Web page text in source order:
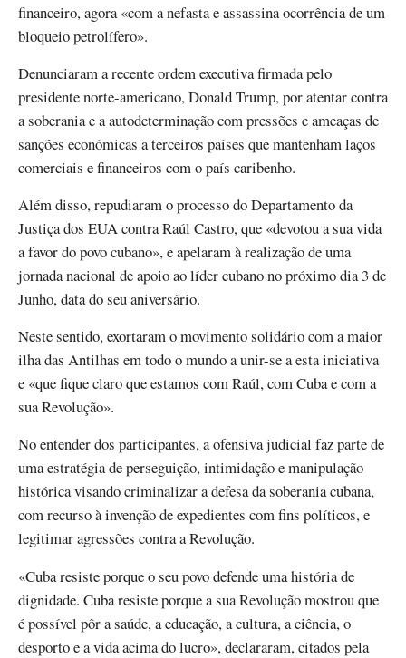
financeiro, agora «com a nefasta e assassina ocorrência de um
bloqueio petrolífero».
Denunciaram a recente ordem executiva firmada pelo
presidente norte-americano, Donald Trump, por atentar contra
a soberania e a autodeterminação com pressões e ameaças de
sanções económicas a terceiros países que mantenham laços
comerciais e financeiros com o país caribenho.
Além disso, repudiaram o processo do Departamento da
Justiça dos EUA contra Raúl Castro, que «devotou a sua vida
a favor do povo cubano», e apelaram à realização de uma
jornada nacional de apoio ao líder cubano no próximo dia 3 de
Junho, data do seu aniversário.
Neste sentido, exortaram o movimento solidário com a maior
ilha das Antilhas em todo o mundo a unir-se a esta iniciativa
e «que fique claro que estamos com Raúl, com Cuba e com a
sua Revolução».
No entender dos participantes, a ofensiva judicial faz parte de
uma estratégia de perseguição, intimidação e manipulação
histórica visando criminalizar a defesa da soberania cubana,
com recurso à invenção de expedientes com fins políticos, e
legitimar agressões contra a Revolução.
«Cuba resiste porque o seu povo defende uma história de
dignidade. Cuba resiste porque a sua Revolução mostrou que
é possível pôr a saúde, a educação, a cultura, a ciência, o
desporto e a vida acima do lucro», declararam, citados pela